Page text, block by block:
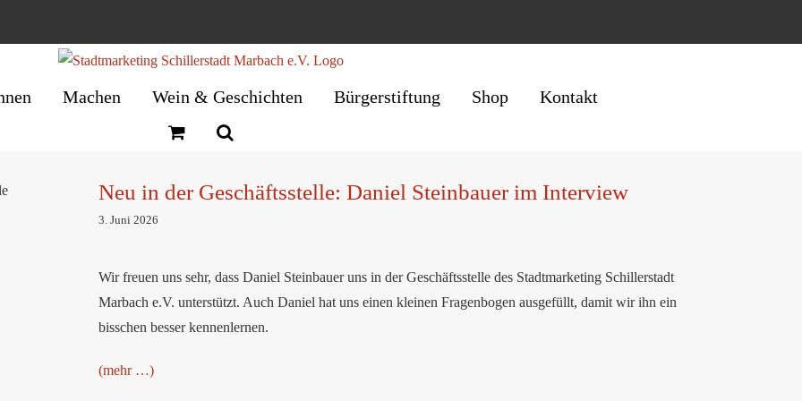
Machen Wein & Geschichten Bürgerstiftung Shop Kontakt
Neu in der Geschäftsstelle: Daniel Steinbauer im Interview
3. Juni 2026
Wir freuen uns sehr, dass Daniel Steinbauer uns in der Geschäftsstelle des Stadtmarketing Schillerstadt
Marbach e.V. unterstützt. Auch Daniel hat uns einen kleinen Fragenbogen ausgefüllt, damit wir ihn ein
bisschen besser kennenlernen.
(mehr …)